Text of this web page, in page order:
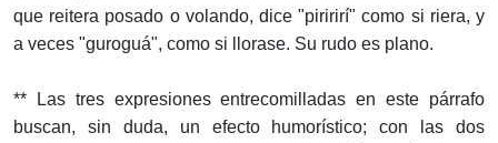
que reitera posado o volando, dice "piririrí" como si riera, y
a veces "guroguá", como si llorase. Su rudo es plano.
** Las tres expresiones entrecomilladas en este párrafo
buscan, sin duda, un efecto humorístico; con las dos